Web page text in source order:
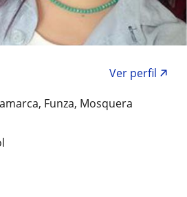
Ver perfil
Funza, Mosquera